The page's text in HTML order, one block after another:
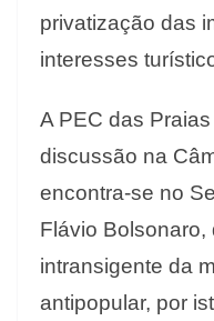
privatização das
interesses
A PEC das
discussão na
encontra-se no
Flávio Bolsonaro,
intransigente da
antipopular, por